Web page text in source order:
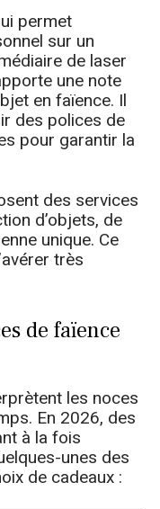
permet
sur un
de laser
une note
en faïence. Il
des polices de
pour garantir la
des services
d’objets, de
unique. Ce
très
de faïence
les noces
En 2026, des
à la fois
unes des
de cadeaux :